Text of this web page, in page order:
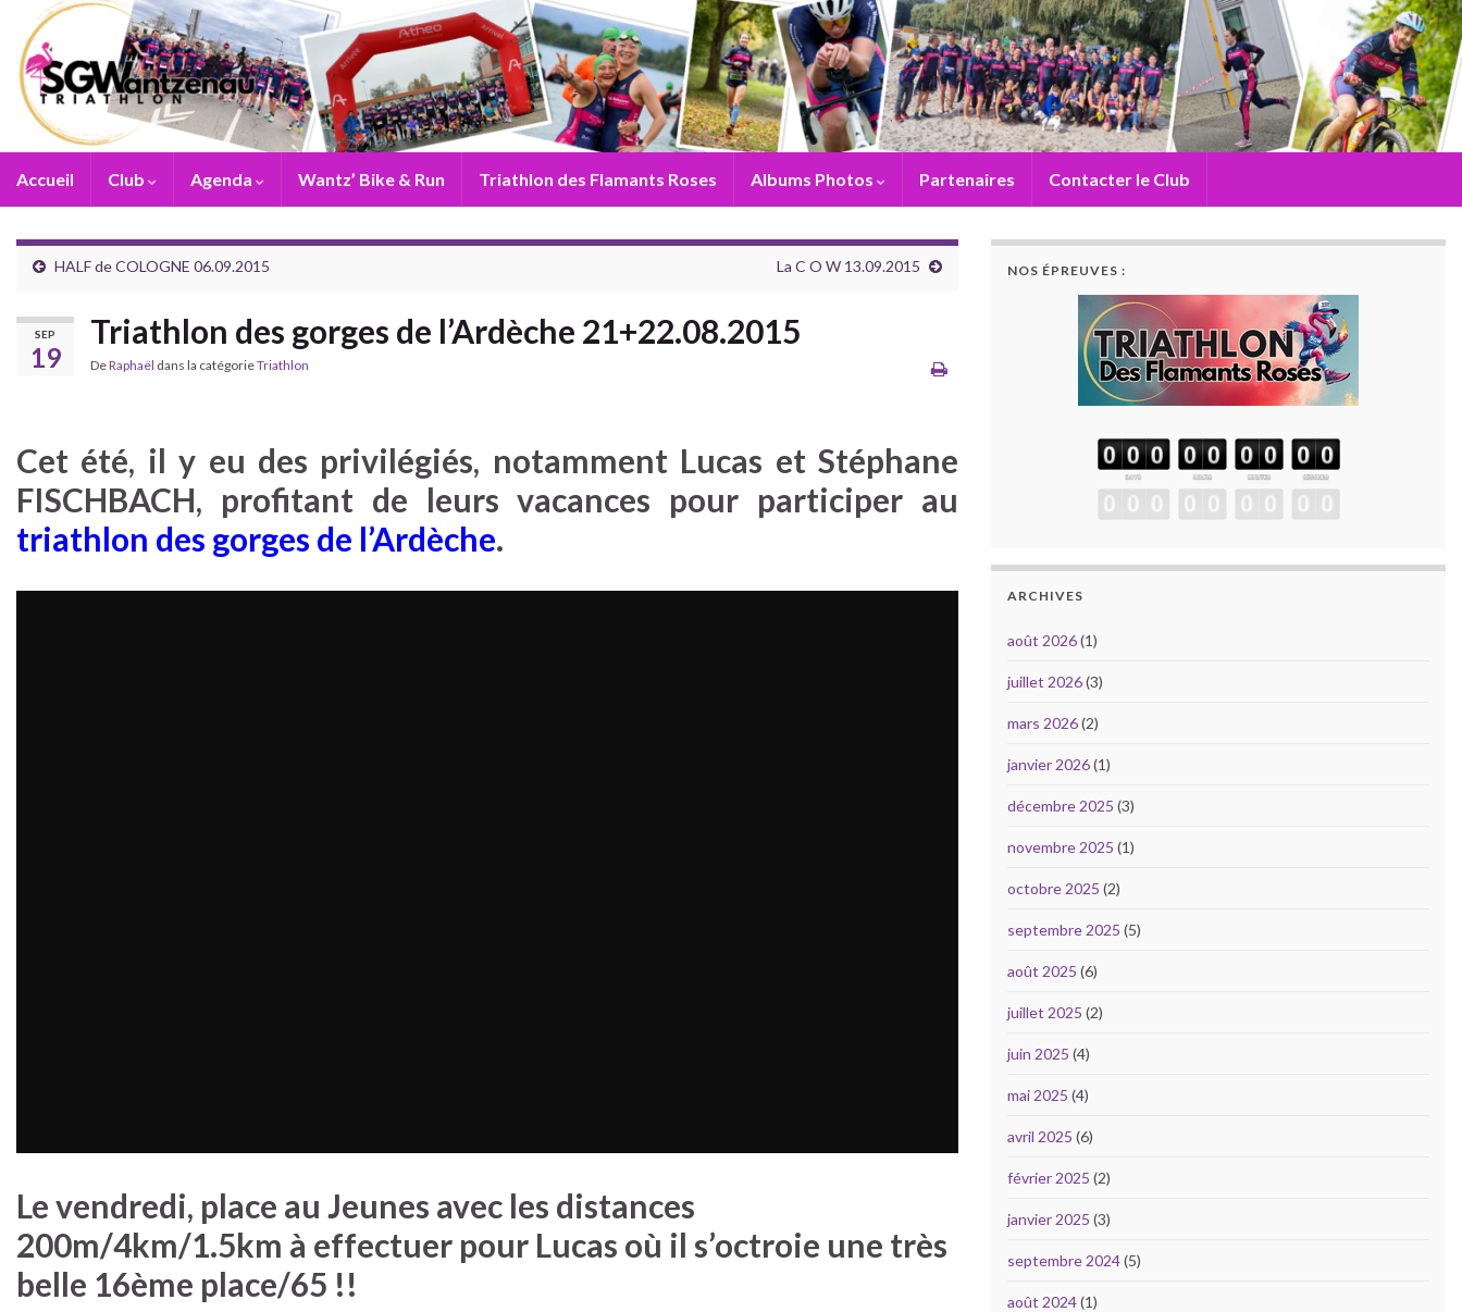
Accueil Club Agenda Wantz’ Bike & Run Triathlon des Flamants Roses Albums Photos Partenaires Contacter le Club
HALF de COLOGNE 06.09.2015 La C O W 13.09.2015
SEP
19
Triathlon des gorges de l’Ardèche 21+22.08.2015
DeRaphaël dans la catégorieTriathlon
Cet été, il y eu des privilégiés, notamment Lucas et Stéphane
FISCHBACH, profitant de leurs vacances pour participer au
triathlon des gorges de l’Ardèche.
Le vendredi, place au Jeunes avec les distances
200m/4km/1.5km à effectuer pour Lucas où il s’octroie une très
belle 16ème place/65 !!
NOS ÉPREUVES :
ARCHIVES
août 2026(1)
juillet 2026(3)
mars 2026(2)
janvier 2026(1)
décembre 2025 (3)
novembre 2025 (1)
octobre 2025 (2)
septembre 2025 (5)
août 2025 (6)
juillet 2025 (2)
juin 2025 (4)
mai 2025 (4)
avril 2025 (6)
février 2025 (2)
janvier 2025 (3)
septembre 2024(5)
août 2024(1)